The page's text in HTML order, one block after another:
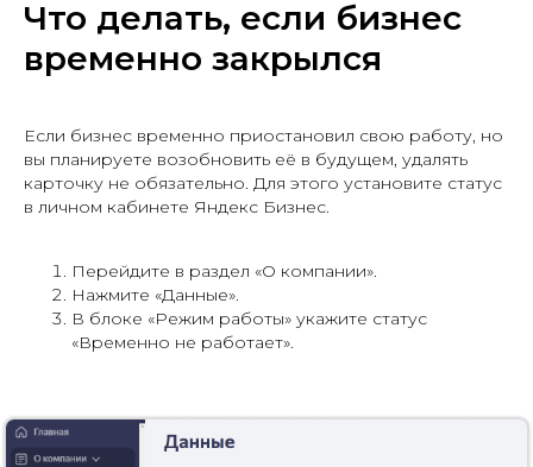
Что делать, если бизнес
временно закрылся
Если бизнес временно приостановил свою работу, но
вы планируете возобновить её в будущем, удалять
карточку не обязательно. Для этого установите статус
в личном кабинете Яндекс Бизнес.
Перейдите в раздел «О компании».
Нажмите «Данные».
В блоке «Режим работы» укажите статус
«Временно не работает».